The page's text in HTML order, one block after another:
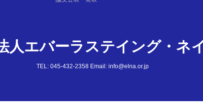
人エバーラステイング・ネ
TEL: 045-432-2358 Email: info@elna.or.jp